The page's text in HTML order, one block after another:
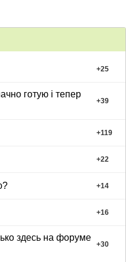
+25
готую і тепер
+39
+119
+22
+14
+16
здесь на форуме
+30